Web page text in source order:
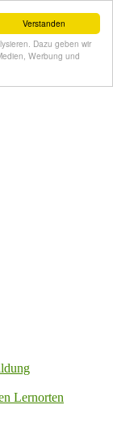
Verstanden
Dazu geben wir
Werbung und
Lernorten